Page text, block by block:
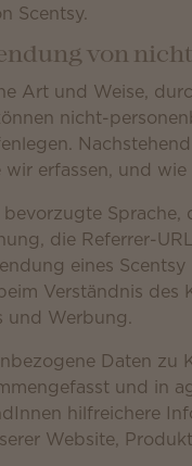
Scentsy.
von
Art und Weise,
nicht-
erfassen, und
Sprache,
die Referrer-
eines
Verständnis
und Werbung.
Daten zu
und in
hilfreichere
Website,